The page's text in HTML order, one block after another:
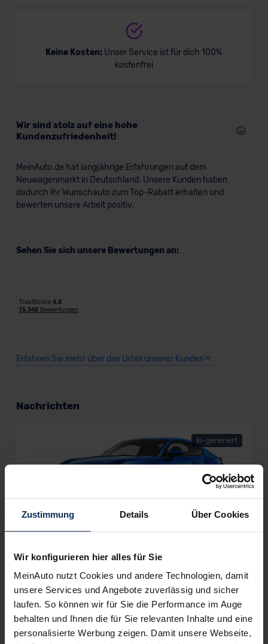
Zustimmung Details Über Cookies
Wir konfigurieren hier alles für Sie
MeinAuto nutzt Cookies und andere Technologien, damit
unsere Services und Angebote zuverlässig und sicher
laufen. So können wir für Sie die Performance im Auge
behalten und Ihnen die für Sie relevanten Inhalte und eine
personalisierte Werbung zeigen. Damit unsere Webseite,
Keine Kosten: Unser Service ist für dich 100%
kostenfrei
Wir sind stolz auf eine hohe
Kundenzufriedenheit!
MeinAuto.de hat langjährige Erfahrungen auf dem
Neuwagenmarkt in Deutschland. Unsere Kunden haben
dadurch ihr Wunschauto zum Top-Rabatt erhalten und
bewerten unsere Arbeit positiv.
Sehen Sie sich unsere Bewertungen an:
Erfahren Sie mehr über das Urteil unserer Kunden
Nachrichten
KI-generiert
verspricht mehr Sportlichkeit
Der Subaru BRZ ist zurück und geht 2023 mit noch mehr
Fahrspaß an den Start. In seiner zweiten Modellgeneration ist
das 2+2-sitzige Sportcoupe mit einem kraftvollen Boxermotor